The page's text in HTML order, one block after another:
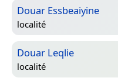
Douar Essbeaiyine
localité
Douar Leqlie
localité